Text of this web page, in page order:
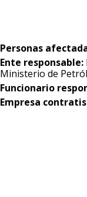
Personas
Ente responsable:
Ministerio de
Funcionario
Empresa